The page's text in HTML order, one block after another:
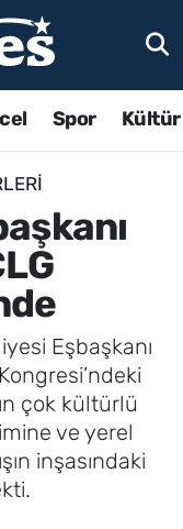
Spor
Eşbaşkanı
çok kültürlü
ve yerel
inşasındaki